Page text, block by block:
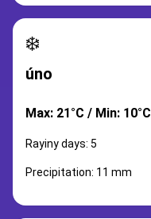
❄️
úno
Max: 21°C / Min: 10°C
Rayiny days: 5
Precipitation: 11 mm